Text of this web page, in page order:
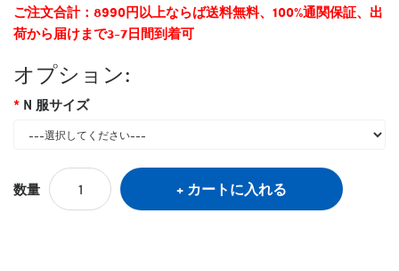
ご注文合計：8990円以上ならば送料無料、100%通関保証、出
荷から届けまで3-7日間到着可
オプション:
N 服サイズ
数量 カートに入れる